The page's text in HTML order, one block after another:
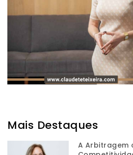
Mais Destaques
A Arbitragem